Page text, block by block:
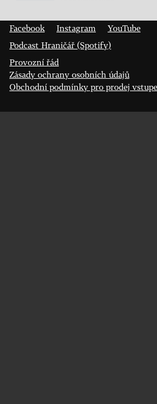
Facebook
Instagram
YouTube
Podcast Hraničář (Spotify)
Provozní řád
Zásady ochrany osobních údajů
Obchodní podmínky pro prodej